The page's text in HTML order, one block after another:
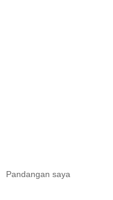
Pandangan saya